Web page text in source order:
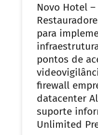
Novo Hotel
para
pontos de
firewall
datacenter
suporte
Unlimited